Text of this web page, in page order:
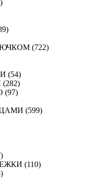
(722)
(54)
(599)
(110)